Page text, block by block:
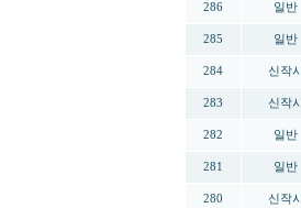
286 일반
285 일반
284 신작시
283 신작시
282 일반
281 일반
280 신작시